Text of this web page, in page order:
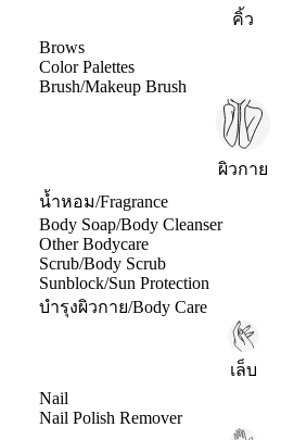
คิ้ว
Brows
Color Palettes
Brush/Makeup Brush
ผิวกาย
น้ำหอม/Fragrance
Body Soap/Body Cleanser
Other Bodycare
Scrub/Body Scrub
Sunblock/Sun Protection
บำรุงผิวกาย/Body Care
เล็บ
Nail
Nail Polish Remover